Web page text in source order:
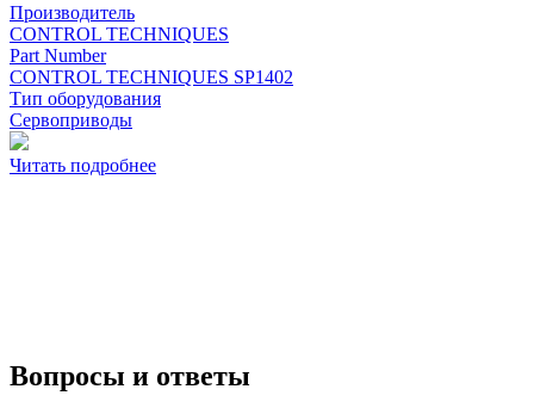
Производитель
CONTROL TECHNIQUES
Part Number
CONTROL TECHNIQUES SP1402
Тип оборудования
Сервоприводы
Читать подробнее
Вопросы и ответы